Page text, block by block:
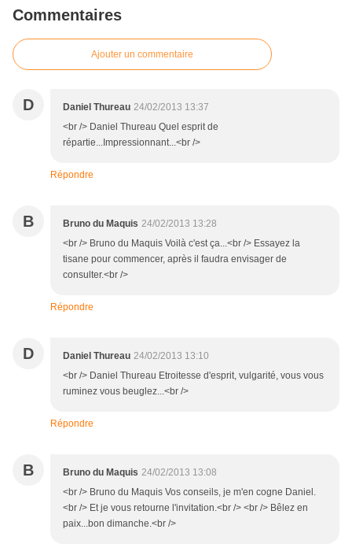
Commentaires
Ajouter un commentaire
D Daniel Thureau 24/02/2013 13:37
<br /> Daniel Thureau Quel esprit de
répartie...Impressionnant...<br />
Répondre
B Bruno du Maquis 24/02/2013 13:28
<br /> Bruno du Maquis Voilà c'est ça...<br /> Essayez la
tisane pour commencer, après il faudra envisager de
consulter.<br />
Répondre
D Daniel Thureau 24/02/2013 13:10
<br /> Daniel Thureau Etroitesse d'esprit, vulgarité, vous vous
ruminez vous beuglez...<br />
Répondre
B Bruno du Maquis 24/02/2013 13:08
<br /> Bruno du Maquis Vos conseils, je m'en cogne Daniel.
<br /> Et je vous retourne l'invitation.<br /> <br /> Bêlez en
paix...bon dimanche.<br />